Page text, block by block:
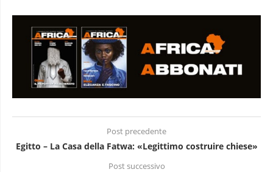
Post precedente
Egitto – La Casa della Fatwa: «Legittimo costruire chiese»
Post successivo